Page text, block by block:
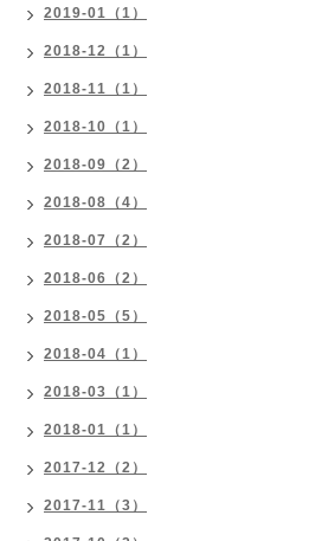
2019-01（1）
2018-12（1）
2018-11（1）
2018-10（1）
2018-09（2）
2018-08（4）
2018-07（2）
2018-06（2）
2018-05（5）
2018-04（1）
2018-03（1）
2018-01（1）
2017-12（2）
2017-11（3）